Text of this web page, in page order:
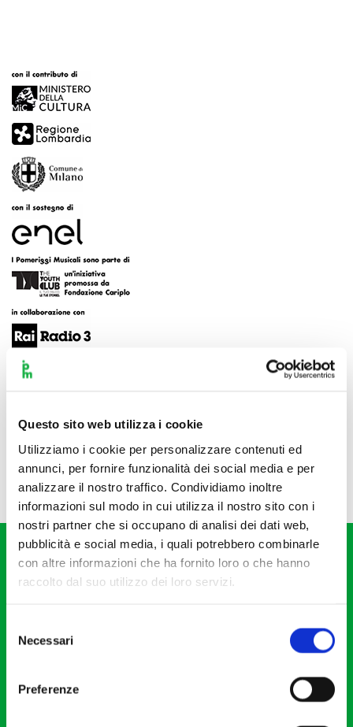
Questo sito web utilizza i cookie
Utilizziamo i cookie per personalizzare contenuti ed
annunci, per fornire funzionalità dei social media e per
analizzare il nostro traffico. Condividiamo inoltre
informazioni sul modo in cui utilizza il nostro sito con i
nostri partner che si occupano di analisi dei dati web,
pubblicità e social media, i quali potrebbero combinarle
con altre informazioni che ha fornito loro o che hanno
raccolto dal suo utilizzo dei loro servizi.
delNecessari
Preferenze
Fondazione I Pomeriggi Musicali
Partita Iva 04410060158